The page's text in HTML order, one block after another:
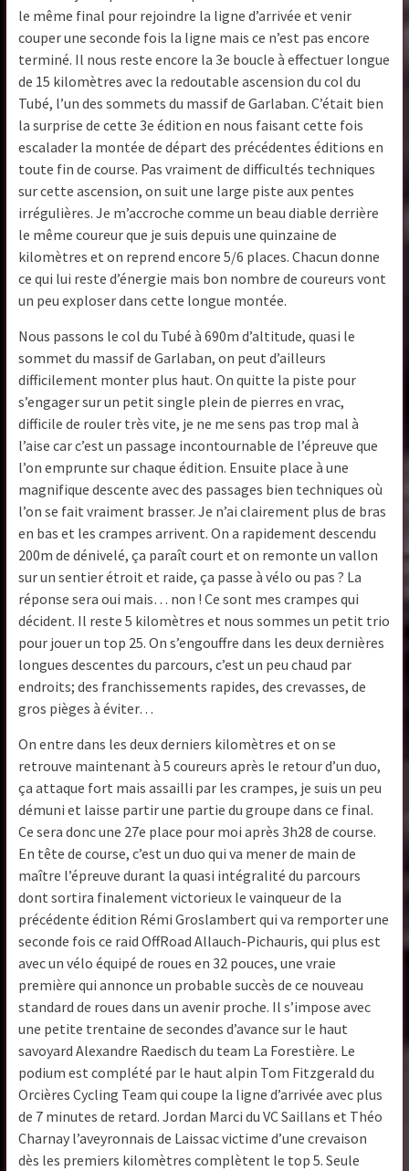
le même final pour rejoindre la ligne d’arrivée et venir
couper une seconde fois la ligne mais ce n’est pas encore
terminé. Il nous reste encore la 3e boucle à effectuer longue
de 15 kilomètres avec la redoutable ascension du col du
Tubé, l’un des sommets du massif de Garlaban. C’était bien
la surprise de cette 3e édition en nous faisant cette fois
escalader la montée de départ des précédentes éditions en
toute fin de course. Pas vraiment de difficultés techniques
sur cette ascension, on suit une large piste aux pentes
irrégulières. Je m’accroche comme un beau diable derrière
le même coureur que je suis depuis une quinzaine de
kilomètres et on reprend encore 5/6 places. Chacun donne
ce qui lui reste d’énergie mais bon nombre de coureurs vont
un peu exploser dans cette longue montée.
Nous passons le col du Tubé à 690m d’altitude, quasi le
sommet du massif de Garlaban, on peut d’ailleurs
difficilement monter plus haut. On quitte la piste pour
s’engager sur un petit single plein de pierres en vrac,
difficile de rouler très vite, je ne me sens pas trop mal à
l’aise car c’est un passage incontournable de l’épreuve que
l’on emprunte sur chaque édition. Ensuite place à une
magnifique descente avec des passages bien techniques où
l’on se fait vraiment brasser. Je n’ai clairement plus de bras
en bas et les crampes arrivent. On a rapidement descendu
200m de dénivelé, ça paraît court et on remonte un vallon
sur un sentier étroit et raide, ça passe à vélo ou pas ? La
réponse sera oui mais… non ! Ce sont mes crampes qui
décident. Il reste 5 kilomètres et nous sommes un petit trio
pour jouer un top 25. On s’engouffre dans les deux dernières
longues descentes du parcours, c’est un peu chaud par
endroits; des franchissements rapides, des crevasses, de
gros pièges à éviter…
On entre dans les deux derniers kilomètres et on se
retrouve maintenant à 5 coureurs après le retour d’un duo,
ça attaque fort mais assailli par les crampes, je suis un peu
démuni et laisse partir une partie du groupe dans ce final.
Ce sera donc une 27e place pour moi après 3h28 de course.
En tête de course, c’est un duo qui va mener de main de
maître l’épreuve durant la quasi intégralité du parcours
dont sortira finalement victorieux le vainqueur de la
précédente édition Rémi Groslambert qui va remporter une
seconde fois ce raid OffRoad Allauch-Pichauris, qui plus est
avec un vélo équipé de roues en 32 pouces, une vraie
première qui annonce un probable succès de ce nouveau
standard de roues dans un avenir proche. Il s’impose avec
une petite trentaine de secondes d’avance sur le haut
savoyard Alexandre Raedisch du team La Forestière. Le
podium est complété par le haut alpin Tom Fitzgerald du
Orcières Cycling Team qui coupe la ligne d’arrivée avec plus
de 7 minutes de retard. Jordan Marci du VC Saillans et Théo
Charnay l’aveyronnais de Laissac victime d’une crevaison
dès les premiers kilomètres complètent le top 5. Seule